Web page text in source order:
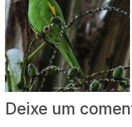
Deixe um